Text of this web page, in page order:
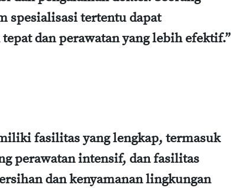
spesialisasi tertentu dapat
dan perawatan yang lebih efektif.”
fasilitas yang lengkap, termasuk
perawatan intensif, dan fasilitas
dan kenyamanan lingkungan